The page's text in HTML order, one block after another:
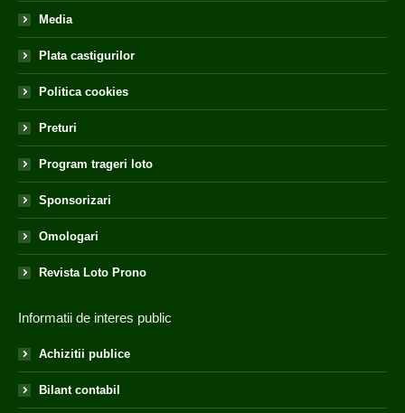
Media
Plata castigurilor
Politica cookies
Preturi
Program trageri loto
Sponsorizari
Omologari
Revista Loto Prono
Informatii de interes public
Achizitii publice
Bilant contabil